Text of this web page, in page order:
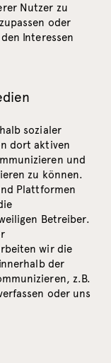
Nutzer zu
oder
Interessen
sozialer
dort aktiven
und
zu können.
Plattformen
Betreiber.
wir die
der
z.B.
oder uns